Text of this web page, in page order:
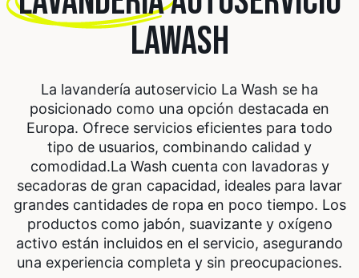
LAWASH
La lavandería autoservicio La Wash se ha
posicionado como una opción destacada en
Europa. Ofrece servicios eficientes para todo
tipo de usuarios, combinando calidad y
comodidad.La Wash cuenta con lavadoras y
secadoras de gran capacidad, ideales para lavar
grandes cantidades de ropa en poco tiempo. Los
productos como jabón, suavizante y oxígeno
activo están incluidos en el servicio, asegurando
una experiencia completa y sin preocupaciones.